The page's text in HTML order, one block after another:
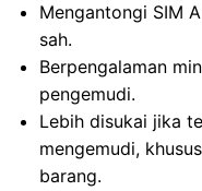
Mengantongi SIM
sah.
Berpengalaman
pengemudi.
Lebih disukai jika
mengemudi,
barang.